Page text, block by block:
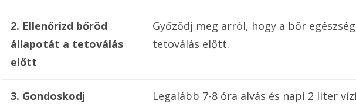
2. Ellenőrizd bőröd
állapotát a tetoválás
előtt
Győződj meg arról, hogy a bőr
tetoválás előtt.
3. Gondoskodj
Legalább 7-8 óra alvás és napi 2 liter